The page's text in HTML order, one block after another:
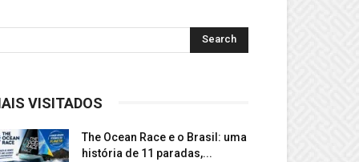
VISITADOS
The Ocean Race e o Brasil: uma
história de 11 paradas,...